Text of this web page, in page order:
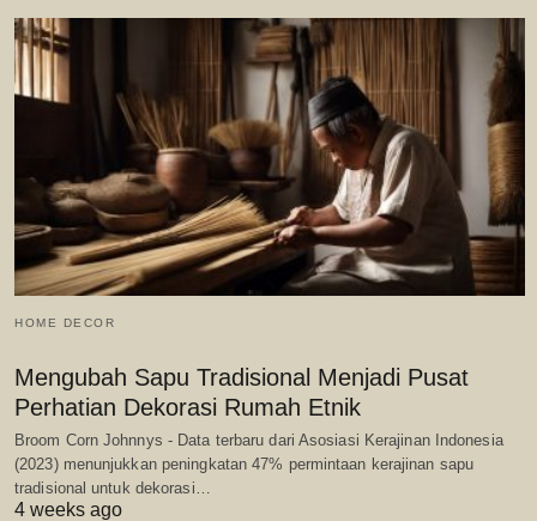
HOME DECOR
Mengubah Sapu Tradisional Menjadi Pusat
Perhatian Dekorasi Rumah Etnik
Broom Corn Johnnys - Data terbaru dari Asosiasi Kerajinan Indonesia
(2023) menunjukkan peningkatan 47% permintaan kerajinan sapu
tradisional untuk dekorasi…
4 weeks ago